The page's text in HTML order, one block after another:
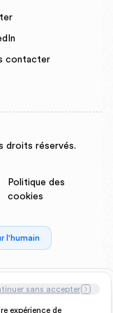
contacter
droits réservés.
Politique des
cookies
l'humain
sans accepter
expérience de